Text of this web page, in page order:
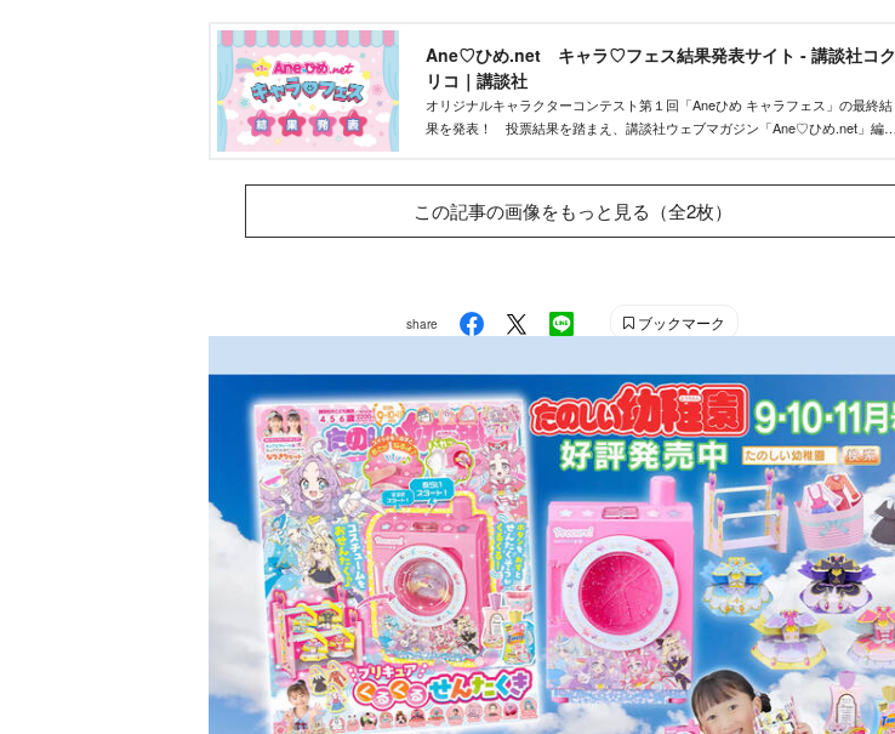
Ane♡ひめ.net キャラ♡フェス結果発表サイト - 講談社コク
リコ｜講談社
オリジナルキャラクターコンテスト第１回「Aneひめ キャラフェス」の最終結
果を発表！ 投票結果を踏まえ、講談社ウェブマガジン「Ane♡ひめ.net」編集
この記事の画像をもっと見る（全2枚）
share ブックマーク